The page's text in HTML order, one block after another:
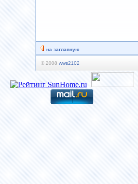
на заглавную
© 2008 wws2102